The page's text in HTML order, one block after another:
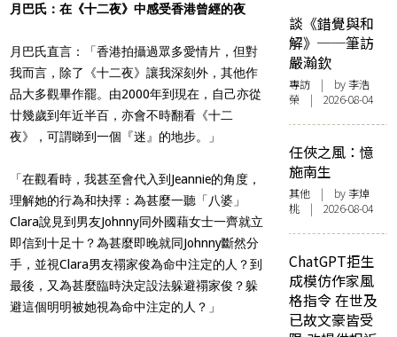
月巴氏：在《十二夜》中感受香港曾經的夜
月巴氏直言：「香港拍攝過眾多愛情片，但對
我而言，除了《十二夜》讓我深刻外，其他作
品大多觀畢作罷。由2000年到現在，自己亦從
廿幾歲到年近半百，亦會不時翻看《十二
夜》，可謂睇到一個『迷』的地步。」
「在觀看時，我甚至會代入到Jeannie的角度，
理解她的行為和抉擇：為甚麼一聽「八婆」
Clara說見到男友Johnny同外國藉女士一齊就立
即信到十足十？為甚麼即晚就同Johnny斷然分
手，並視Clara男友禤家俊為命中注定的人？到
最後，又為甚麼臨時決定設法躲避禤家俊？躲
避這個明明被她視為命中注定的人？」
談《錯覺與和
解》──筆訪
嚴瀚欽
專訪 | by 李浩
榮 | 2026-08-04
任俠之風：憶
施南生
其他 | by 李焯
桃 | 2026-08-04
ChatGPT拒生
成模仿作家風
格指令 在世及
已故文豪皆受